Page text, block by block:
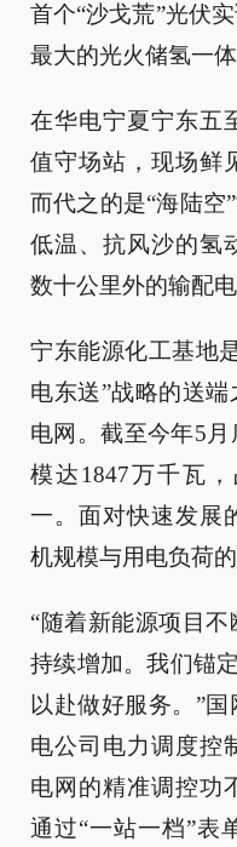
首个“沙戈荒”光伏
最大的光火储氢一体
在华电宁夏宁东五
值守场站，现场鲜
而代之的是“海陆空
低温、抗风沙的氢
数十公里外的输配
宁东能源化工基地
电东送”战略的送
电网。截至今年5
模达1847万千瓦
一。面对快速发展
机规模与用电负荷的
“随着新能源项目
持续增加。我们锚
以赴做好服务。”
电公司电力调度控
电网的精准调控功
通过“一站一档”表